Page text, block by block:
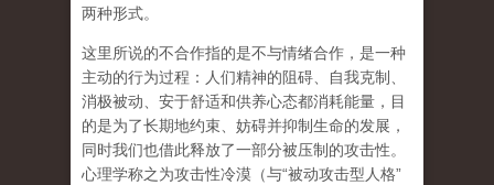
两种形式。
这里所说的不合作指的是不与情绪合作 ，是一种
主动的行为过程：人们精神的阻碍、自我克制、
消极被动、安于舒适和供养心态都消耗能量，目
的是为了长期地约束、妨碍并抑制生命的发展，
同时我们也借此释放了一部分被压制的攻击性。
心理学称之为攻击性冷漠 （与“被动攻击型人格”